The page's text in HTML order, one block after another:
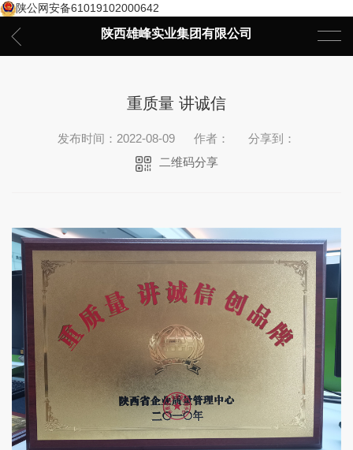
陕公网安备61019102000642
陕西雄峰实业集团有限公司
重质量 讲诚信
发布时间：2022-08-09 作者：
分享到：
二维码分享